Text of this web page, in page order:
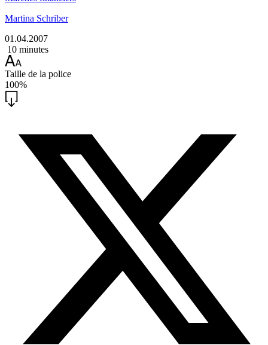
Martina Schriber
01.04.2007
10 minutes
Taille de la police
100%